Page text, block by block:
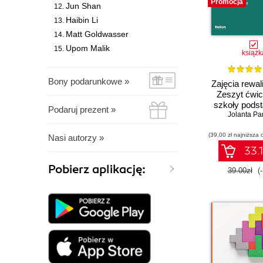
Jun Shan
Haibin Li
Matt Goldwasser
Upom Malik
Bony podarunkowe »
Podaruj prezent »
Nasi autorzy »
Pobierz aplikację:
Promocja
Zajęcia
Zeszyt
szkoły
klasy 7 - 8.
percepcję
Jolanta
(39,00 zł najniższa
39.00zł